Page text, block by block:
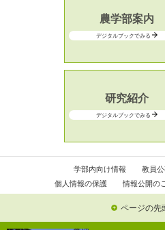
農学部案内
デジタルブックでみる
研究紹介
デジタルブックでみる
学部内向け情報 教員
個人情報の保護
情報公開の
ページの先